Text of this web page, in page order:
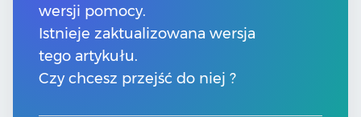
Pomoc Comarch HRM
Pomoc Optima w chmurze
Kontakt
Znajdź Partnera Comarch
wersji pomocy.
Istnieje zaktualizowana wersja
tego artykułu.
Czy chcesz przejść do niej ?